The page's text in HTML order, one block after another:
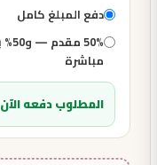
دفع المبلغ كامل
مباشرة
المطلوب دفعه الآن